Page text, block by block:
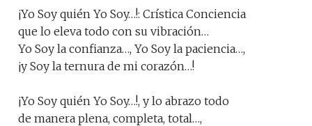
¡Yo Soy quién Yo Soy…!: Crística Conciencia
que lo eleva todo con su vibración…
Yo Soy la confianza…, Yo Soy la paciencia…,
¡y Soy la ternura de mi corazón…!
¡Yo Soy quién Yo Soy…!, y lo abrazo todo
de manera plena, completa, total…,